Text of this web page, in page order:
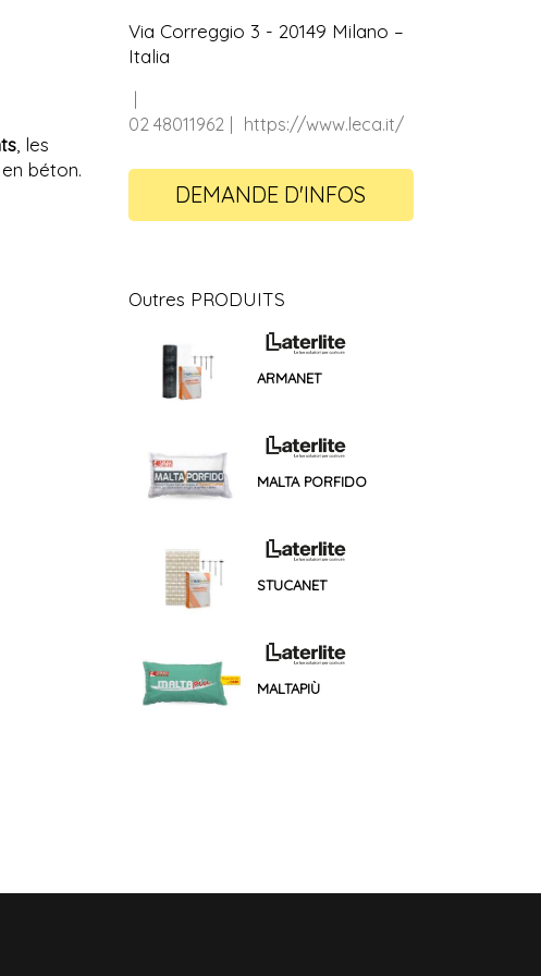
, les
en béton.
Via Correggio 3 - 20149 Milano –
Italia
02 48011962 https://www.leca.it/
DEMANDE D'INFOS
Outres PRODUITS
ARMANET
MALTA PORFIDO
STUCANET
MALTAPIÙ